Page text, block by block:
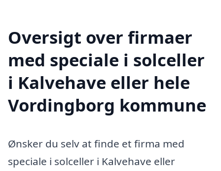
Oversigt over firmaer
med speciale i solceller
i Kalvehave eller hele
Vordingborg kommune
Ønsker du selv at finde et firma med
speciale i solceller i Kalvehave eller